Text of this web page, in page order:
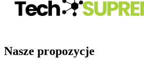
Nasze propozycje